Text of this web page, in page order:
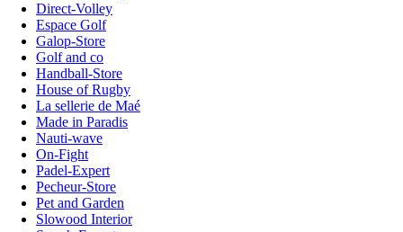
Direct-Volley
Espace Golf
Galop-Store
Golf and co
Handball-Store
House of Rugby
La sellerie de Maé
Made in Paradis
Nauti-wave
On-Fight
Padel-Expert
Pecheur-Store
Pet and Garden
Slowood Interior